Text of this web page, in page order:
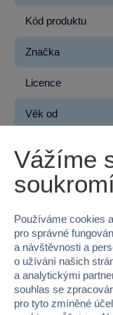
Kód produktu
Značka
Licence
Věk od
Materiál
Šířka
Výška
Hloubka
Vážíme
Používáme cookies
pro správné
a návštěvnosti a
o užívání našich
a analytickými
souhlas se
pro tyto zmíněné